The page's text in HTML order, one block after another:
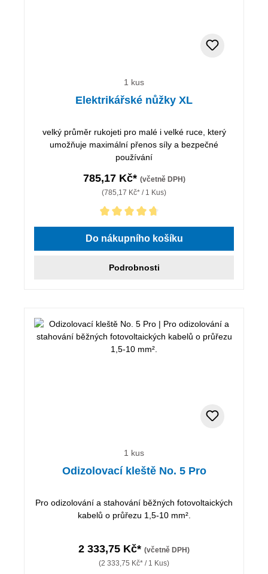
1 kus
Elektrikářské nůžky XL
velký průměr rukojeti pro malé i velké ruce, který
umožňuje maximální přenos síly a bezpečné
používání
785,17 Kč* (včetně DPH)
(785,17 Kč* / 1 Kus)
Průměrné hodnocení 4.75 z 5 hvězd
Do nákupního košíku
Podrobnosti
1 kus
Odizolovací kleště No. 5 Pro
Pro odizolování a stahování běžných fotovoltaických
kabelů o průřezu 1,5-10 mm².
2 333,75 Kč* (včetně DPH)
(2 333,75 Kč* / 1 Kus)